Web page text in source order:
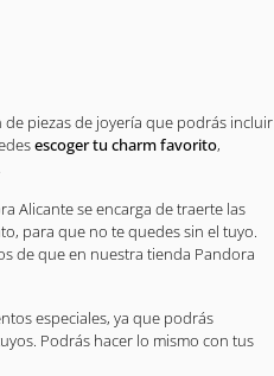
piezas de joyería que podrás incluir
escoger tu charm favorito,
Alicante se encarga de traerte las
para que no te quedes sin el tuyo.
de que en nuestra tienda Pandora
especiales, ya que podrás
Podrás hacer lo mismo con tus